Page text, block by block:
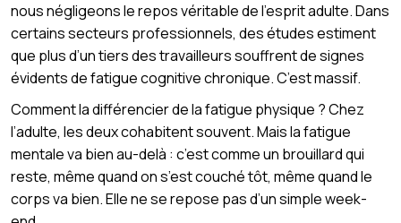
nous négligeons le repos véritable de l’esprit adulte. Dans
certains secteurs professionnels, des études estiment
que plus d’un tiers des travailleurs souffrent de signes
évidents de fatigue cognitive chronique. C’est massif.
Comment la différencier de la fatigue physique ? Chez
l’adulte, les deux cohabitent souvent. Mais la fatigue
mentale va bien au-delà : c’est comme un brouillard qui
reste, même quand on s’est couché tôt, même quand le
corps va bien. Elle ne se repose pas d’un simple week-